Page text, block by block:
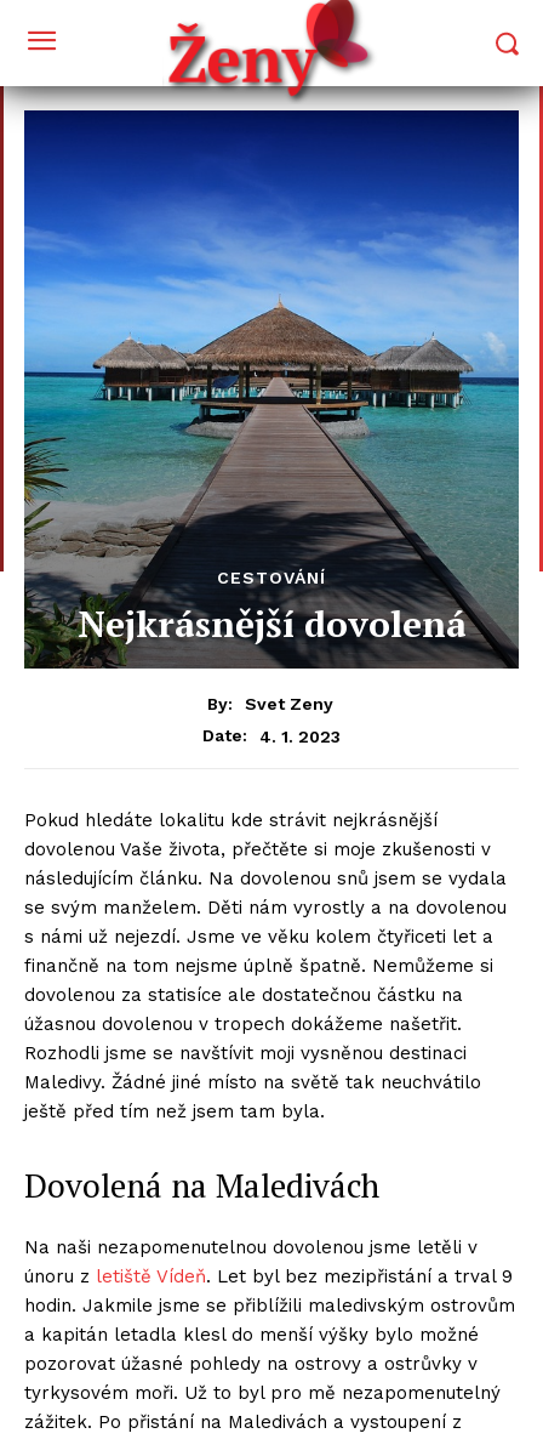
CESTOVÁNÍ
Nejkrásnější dovolená
By:
Svet Zeny
Date:
4. 1. 2023
Pokud hledáte lokalitu kde strávit nejkrásnější
dovolenou Vaše života, přečtěte si moje zkušenosti v
následujícím článku. Na dovolenou snů jsem se vydala
se svým manželem. Děti nám vyrostly a na dovolenou
s námi už nejezdí. Jsme ve věku kolem čtyřiceti let a
finančně na tom nejsme úplně špatně. Nemůžeme si
dovolenou za statisíce ale dostatečnou částku na
úžasnou dovolenou v tropech dokážeme našetřit.
Rozhodli jsme se navštívit moji vysněnou destinaci
Maledivy. Žádné jiné místo na světě tak neuchvátilo
ještě před tím než jsem tam byla.
Dovolená na Maledivách
Na naši nezapomenutelnou dovolenou jsme letěli v
únoru z letiště Vídeň. Let byl bez mezipřistání a trval 9
hodin. Jakmile jsme se přiblížili maledivským ostrovům
a kapitán letadla klesl do menší výšky bylo možné
pozorovat úžasné pohledy na ostrovy a ostrůvky v
tyrkysovém moři. Už to byl pro mě nezapomenutelný
zážitek. Po přistání na Maledivách a vystoupení z